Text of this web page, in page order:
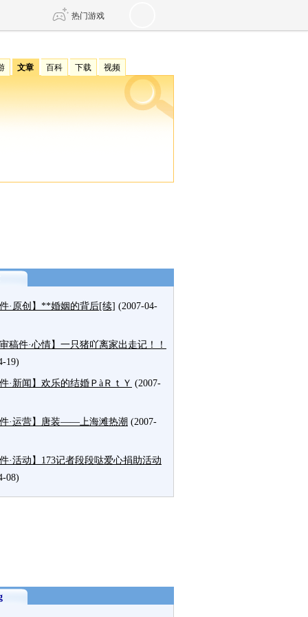
热门游戏
文章 百科 下载 视频
件·原创】**婚姻的背后[续] (2007-04-
审稿件·心情】一只猪吖离家出走记！！
19)
件·新闻】欢乐的结婚ＰàＲｔＹ (2007-
件·运营】唐装——上海滩热潮 (2007-
件·活动】173记者段段哒爱心捐助活动
08)